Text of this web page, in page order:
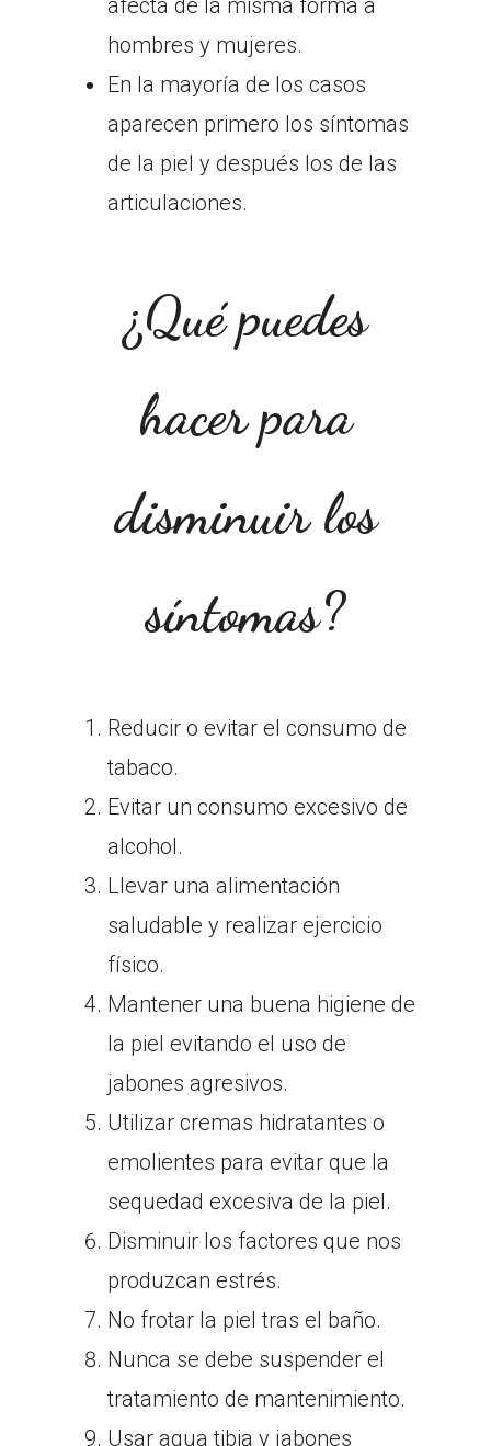
hombres y mujeres.
En la mayoría de los casos
aparecen primero los síntomas
de la piel y después los de las
articulaciones.
¿Qué puedes
hacer para
disminuir los
síntomas?
Reducir o evitar el consumo de
tabaco.
Evitar un consumo excesivo de
alcohol.
Llevar una alimentación
saludable y realizar ejercicio
físico.
Mantener una buena higiene de
la piel evitando el uso de
jabones agresivos.
Utilizar cremas hidratantes o
emolientes para evitar que la
sequedad excesiva de la piel.
Disminuir los factores que nos
produzcan estrés.
No frotar la piel tras el baño.
Nunca se debe suspender el
tratamiento de mantenimiento.
Usar agua tibia y jabones